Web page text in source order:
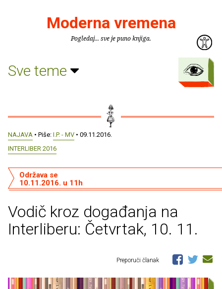
Moderna vremena
Pogledaj... sve je puno knjiga.
Sve teme
NAJAVA • Piše: I.P. - MV • 09.11.2016.
INTERLIBER 2016
Vodič kroz događanja na
Interliberu: Četvrtak, 10. 11.
Održava se
10.11.2016. u 11h
Preporuči članak